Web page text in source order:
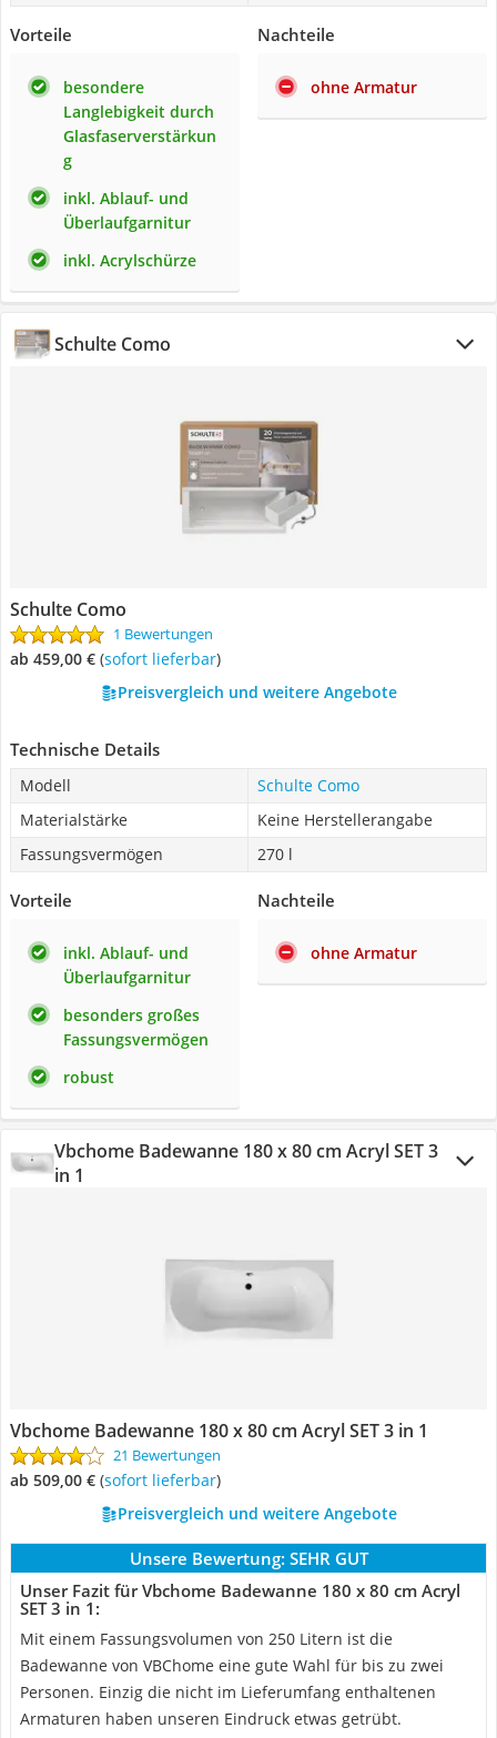
Vorteile
besondere
Langlebigkeit durch
Glasfaserverstärkun
g
inkl. Ablauf- und
Überlaufgarnitur
inkl. Acrylschürze
Nachteile
ohne Armatur
Schulte Como
Schulte Como
1 Bewertungen
ab 459,00 € ( Sofort lieferbar)
Preisvergleich und weitere Angebote
Technische Details
Modell
Schulte Como
Materialstärke
Keine Herstellerangabe
Fassungsvermögen
270 l
Vorteile
inkl. Ablauf- und
Überlaufgarnitur
besonders großes
Fassungsvermögen
robust
Nachteile
ohne Armatur
Vbchome Badewanne 180 x 80 cm Acryl SET 3
in 1
Vbchome Badewanne 180 x 80 cm Acryl SET 3 in 1
21 Bewertungen
ab 509,00 € ( Sofort lieferbar)
Preisvergleich und weitere Angebote
Unsere Bewertung: SEHR GUT
Unser Fazit für Vbchome Badewanne 180 x 80 cm Acryl
SET 3 in 1:
Mit einem Fassungsvolumen von 250 Litern ist die
Badewanne von VBChome eine gute Wahl für bis zu zwei
Personen. Einzig die nicht im Lieferumfang enthaltenen
Armaturen haben unseren Eindruck etwas getrübt.